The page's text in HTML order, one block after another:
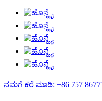
ನಮಗೆ ಕರೆ ಮಾಡಿ: +86 757